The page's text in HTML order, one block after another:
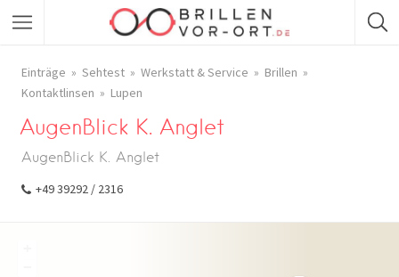
Einträge Sehtest Werkstatt & Service
Brillen
Kontaktlinsen
Lupen
AugenBlick K. Anglet
AugenBlick K. Anglet
+49 39292 / 2316